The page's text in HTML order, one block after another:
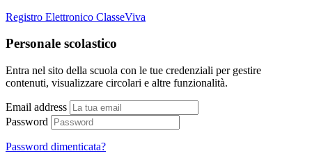
Registro Elettronico ClasseViva
Personale scolastico
Entra nel sito della scuola con le tue credenziali per gestire
contenuti, visualizzare circolari e altre funzionalità.
Email address
Password
Password dimenticata?